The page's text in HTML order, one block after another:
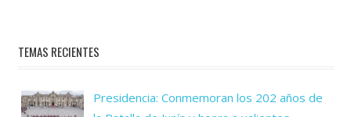
TEMAS RECIENTES
Presidencia: Conmemoran los 202 años de